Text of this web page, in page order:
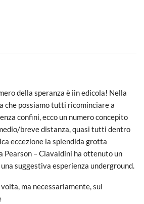
della speranza è iin edicola! Nella
che possiamo tutti ricominciare a
confini, ecco un numero concepito
breve distanza, quasi tutti dentro
eccezione la splendida grotta
Pearson – Ciavaldini ha ottenuto un
suggestiva esperienza underground.
ma necessariamente, sul